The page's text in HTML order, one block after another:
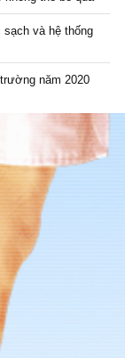
và hệ thống
năm 2020